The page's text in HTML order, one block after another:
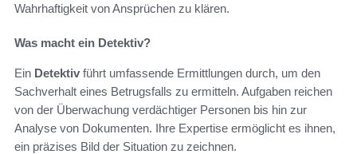
Wahrhaftigkeit von Ansprüchen zu klären.
Was macht ein Detektiv?
Ein Detektiv führt umfassende Ermittlungen durch, um den
Sachverhalt eines Betrugsfalls zu ermitteln. Aufgaben reichen
von der Überwachung verdächtiger Personen bis hin zur
Analyse von Dokumenten. Ihre Expertise ermöglicht es ihnen,
ein präzises Bild der Situation zu zeichnen.